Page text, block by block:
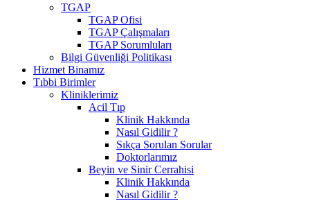
TGAP
TGAP Ofisi
TGAP Çalışmaları
TGAP Sorumluları
Bilgi Güvenliği Politikası
Hizmet Binamız
Tıbbi Birimler
Kliniklerimiz
Acil Tıp
Klinik Hakkında
Nasıl Gidilir ?
Sıkça Sorulan Sorular
Doktorlarımız
Beyin ve Sinir Cerrahisi
Klinik Hakkında
Nasıl Gidilir ?